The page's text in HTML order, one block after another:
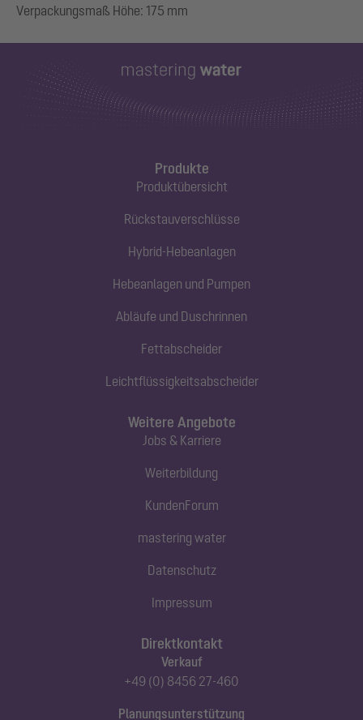
Produkte
Produktübersicht
Rückstauverschlüsse
Hybrid-Hebeanlagen
Hebeanlagen und Pumpen
Abläufe und Duschrinnen
Fettabscheider
Leichtflüssigkeitsabscheider
Direktkontakt
Verkauf
+49 (0) 8456 27-460
Planungsunterstützung
Weitere Angebote
Jobs & Karriere
Weiterbildung
KundenForum
mastering water
Datenschutz
Impressum